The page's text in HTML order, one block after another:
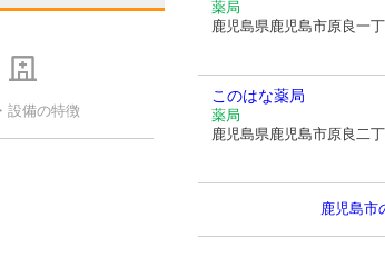
設備の特徴
薬局
鹿児島県鹿児島市原良一
このはな薬局
薬局
鹿児島県鹿児島市原良二
鹿児島市